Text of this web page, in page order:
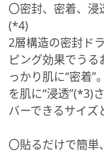
〇密封、密着、浸
(*4)
2層構造の密封ド
ピング効果でうる
っかり肌に“密着
を肌に“浸透”(*3)
バーできるサイズ
〇貼るだけで簡単